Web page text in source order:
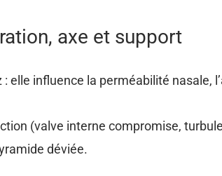
axe et support
influence la perméabilité nasale,
(valve interne compromise,
déviée.